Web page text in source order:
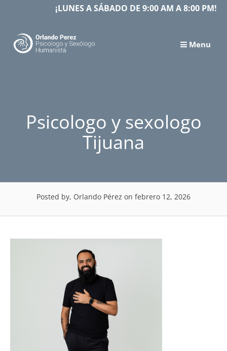
content
¡LUNES A SÁBADO DE 9:00 AM A 8:00 PM!
Menu
Psicologo y sexologo
Tijuana
Posted by, Orlando Pérez on febrero 12, 2026